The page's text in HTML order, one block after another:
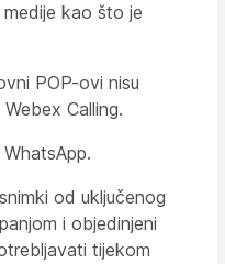
kao što je
POP-ovi nisu
Calling.
od uključenog
i objedinjeni
tijekom